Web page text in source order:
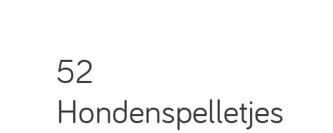
52
Hondenspelletjes